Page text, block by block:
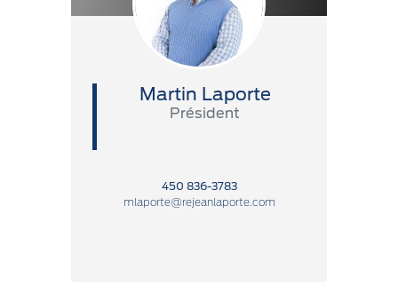
Martin Laporte
Président
450 836-3783
mlaporte@rejeanlaporte.com